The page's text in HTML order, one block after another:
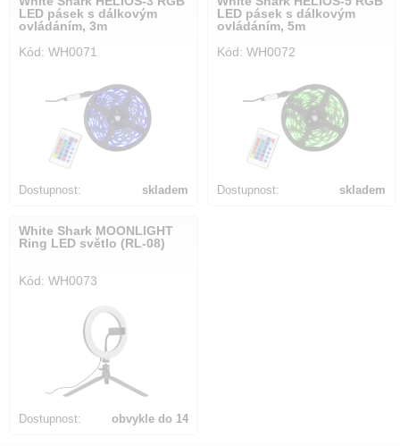
LED pásek s dálkovým
ovládáním, 3m
Kód: WH0071
Dostupnost: skladem
LED pásek s dálkovým
ovládáním, 5m
Kód: WH0072
Dostupnost: skladem
White Shark MOONLIGHT
Ring LED světlo (RL-08)
Kód: WH0073
Dostupnost:
obvykle do 14